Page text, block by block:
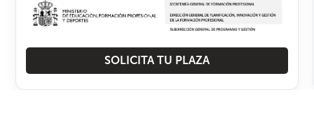
SOLICITA TU PLAZA